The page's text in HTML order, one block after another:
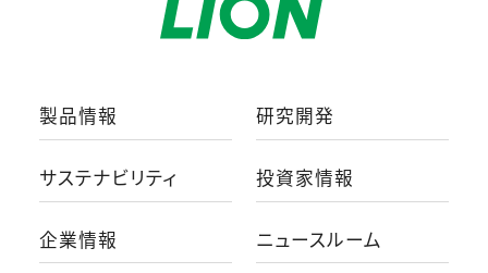
製品情報 研究開発
サステナビリティ 投資家情報
企業情報 ニュースルーム